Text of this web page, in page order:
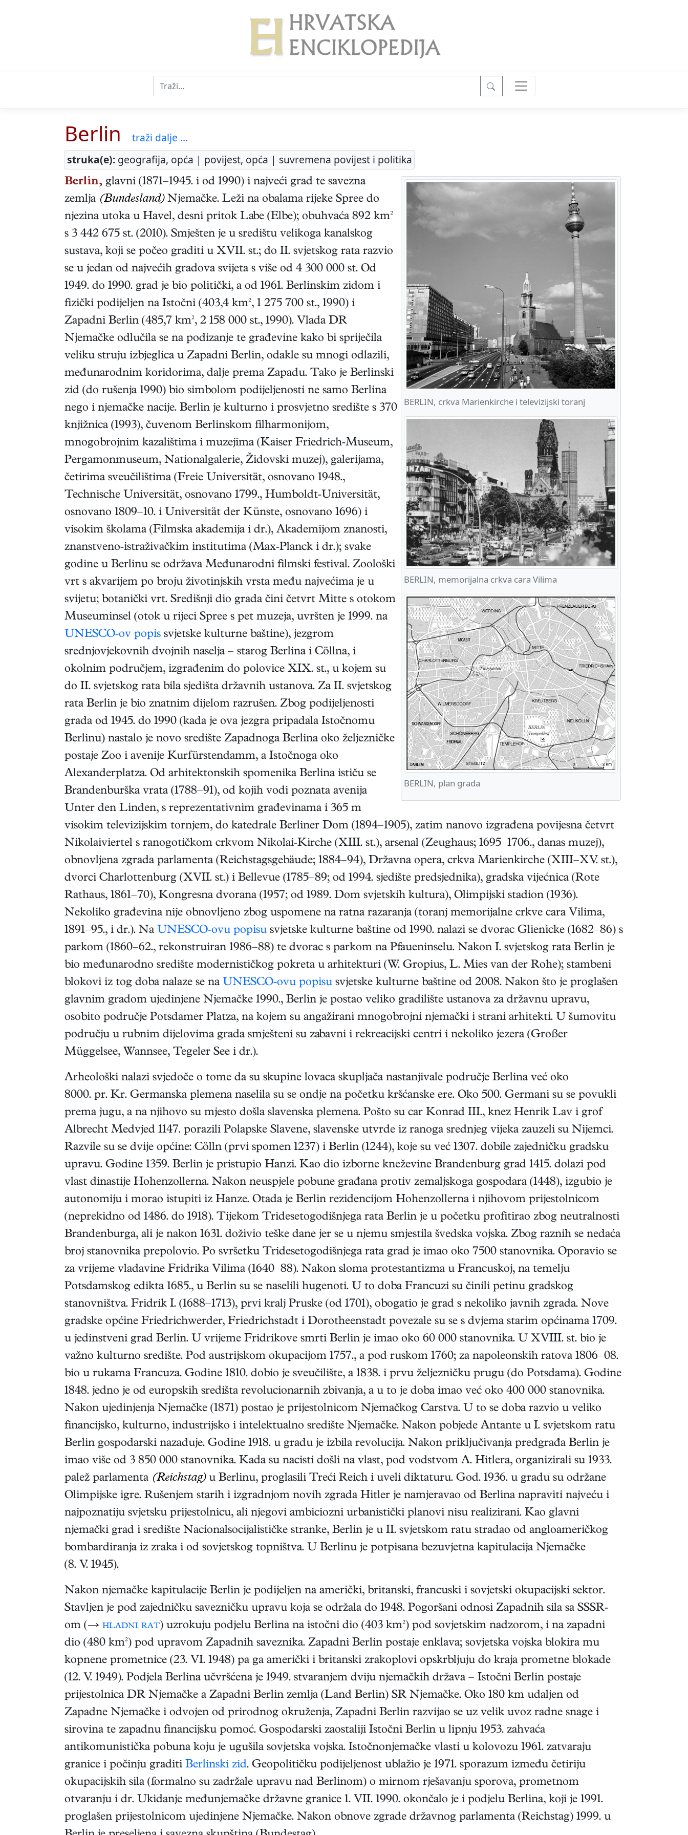
Berlin
traži dalje ...
struka(e): geografija, opća | povijest, opća | suvremena povijest i politika
BERLIN, crkva Marienkirche i televizijski toranj
BERLIN, memorijalna crkva cara Vilima
BERLIN, plan grada
Berlin, glavni (1871–1945. i od 1990) i najveći grad te savezna
zemlja (Bundesland)Njemačke. Leži na obalama rijeke Spree do
njezina utoka u Havel, desni pritok Labe (Elbe); obuhvaća 892 km²
s 3 442 675 st. (2010). Smješten je u središtu velikoga kanalskog
sustava, koji se počeo graditi u XVII. st.; do II. svjetskog rata razvio
se u jedan od najvećih gradova svijeta s više od 4 300 000 st. Od
1949. do 1990. grad je bio politički, a od 1961. Berlinskim zidom i
fizički podijeljen na Istočni (403,4 km², 1 275 700 st., 1990) i
Zapadni Berlin (485,7 km², 2 158 000 st., 1990). Vlada DR
Njemačke odlučila se na podizanje te građevine kako bi spriječila
veliku struju izbjeglica u Zapadni Berlin, odakle su mnogi odlazili,
međunarodnim koridorima, dalje prema Zapadu. Tako je Berlinski
zid (do rušenja 1990) bio simbolom podijeljenosti ne samo Berlina
nego i njemačke nacije. Berlin je kulturno i prosvjetno središte s 370
knjižnica (1993), čuvenom Berlinskom filharmonijom,
mnogobrojnim kazalištima i muzejima (Kaiser Friedrich‑Museum,
Pergamonmuseum, Nationalgalerie, Židovski muzej), galerijama,
četirima sveučilištima (Freie Universität, osnovano 1948.,
Technische Universität, osnovano 1799., Humboldt‑Universität,
osnovano 1809–10. i Universität der Künste, osnovano 1696) i
visokim školama (Filmska akademija i dr.), Akademijom znanosti,
znanstveno‑istraživačkim institutima (Max‑Planck i dr.); svake
godine u Berlinu se održava Međunarodni filmski festival. Zoološki
vrt s akvarijem po broju životinjskih vrsta među najvećima je u
svijetu; botanički vrt. Središnji dio grada čini četvrt Mitte s otokom
Museuminsel (otok u rijeci Spree s pet muzeja, uvršten je 1999. na
UNESCO-ov popis svjetske kulturne baštine), jezgrom
srednjovjekovnih dvojnih naselja – starog Berlina i Cöllna, i
okolnim područjem, izgrađenim do polovice XIX. st., u kojem su
do II. svjetskog rata bila sjedišta državnih ustanova. Za II. svjetskog
rata Berlin je bio znatnim dijelom razrušen. Zbog podijeljenosti
grada od 1945. do 1990 (kada je ova jezgra pripadala Istočnomu
Berlinu) nastalo je novo središte Zapadnoga Berlina oko željezničke
postaje Zoo i avenije Kurfürstendamm, a Istočnoga oko
Alexanderplatza. Od arhitektonskih spomenika Berlina ističu se
Brandenburška vrata (1788–91), od kojih vodi poznata avenija
Unter den Linden, s reprezentativnim građevinama i 365 m
visokim televizijskim tornjem, do katedrale Berliner Dom (1894–1905), zatim nanovo izgrađena povijesna četvrt
Nikolaiviertel s ranogotičkom crkvom Nikolai‑Kirche (XIII. st.), arsenal (Zeughaus; 1695–1706., danas muzej),
obnovljena zgrada parlamenta (Reichstagsgebäude; 1884–94), Državna opera, crkva Marienkirche (XIII–XV. st.),
dvorci Charlottenburg (XVII. st.) i Bellevue (1785–89; od 1994. sjedište predsjednika), gradska vijećnica (Rote
Rathaus, 1861–70), Kongresna dvorana (1957; od 1989. Dom svjetskih kultura), Olimpijski stadion (1936).
Nekoliko građevina nije obnovljeno zbog uspomene na ratna razaranja (toranj memorijalne crkve cara Vilima,
1891–95., i dr.). Na UNESCO‑ovu popisu svjetske kulturne baštine od 1990. nalazi se dvorac Glienicke (1682–86) s
parkom (1860–62., rekonstruiran 1986–88) te dvorac s parkom na Pfaueninselu. Nakon I. svjetskog rata Berlin je
bio međunarodno središte modernističkog pokreta u arhitekturi (W. Gropius, L. Mies van der Rohe); stambeni
blokovi iz tog doba nalaze se na UNESCO-ovu popisu svjetske kulturne baštine od 2008. Nakon što je proglašen
glavnim gradom ujedinjene Njemačke 1990., Berlin je postao veliko gradilište ustanova za državnu upravu,
osobito područje Potsdamer Platza, na kojem su angažirani mnogobrojni njemački i strani arhitekti. U šumovitu
području u rubnim dijelovima grada smješteni su zabavni i rekreacijski centri i nekoliko jezera (Großer
Müggelsee, Wannsee, Tegeler See i dr.).
Arheološki nalazi svjedoče o tome da su skupine lovaca skupljača nastanjivale područje Berlina već oko
8000. pr. Kr. Germanska plemena naselila su se ondje na početku kršćanske ere. Oko 500. Germani su se povukli
prema jugu, a na njihovo su mjesto došla slavenska plemena. Pošto su car Konrad III., knez Henrik Lav i grof
Albrecht Medvjed 1147. porazili Polapske Slavene, slavenske utvrde iz ranoga srednjeg vijeka zauzeli su Nijemci.
Razvile su se dvije općine: Cölln (prvi spomen 1237) i Berlin (1244), koje su već 1307. dobile zajedničku gradsku
upravu. Godine 1359. Berlin je pristupio Hanzi. Kao dio izborne kneževine Brandenburg grad 1415. dolazi pod
vlast dinastije Hohenzollerna. Nakon neuspjele pobune građana protiv zemaljskoga gospodara (1448), izgubio je
autonomiju i morao istupiti iz Hanze. Otada je Berlin rezidencijom Hohenzollerna i njihovom prijestolnicom
(neprekidno od 1486. do 1918). Tijekom Tridesetogodišnjega rata Berlin je u početku profitirao zbog neutralnosti
Brandenburga, ali je nakon 1631. doživio teške dane jer se u njemu smjestila švedska vojska. Zbog raznih se nedaća
broj stanovnika prepolovio. Po svršetku Tridesetogodišnjega rata grad je imao oko 7500 stanovnika. Oporavio se
za vrijeme vladavine Fridrika Vilima (1640–88). Nakon sloma protestantizma u Francuskoj, na temelju
Potsdamskog edikta 1685., u Berlin su se naselili hugenoti. U to doba Francuzi su činili petinu gradskog
stanovništva. Fridrik I. (1688–1713), prvi kralj Pruske (od 1701), obogatio je grad s nekoliko javnih zgrada. Nove
gradske općine Friedrichwerder, Friedrichstadt i Dorotheenstadt povezale su se s dvjema starim općinama 1709.
u jedinstveni grad Berlin. U vrijeme Fridrikove smrti Berlin je imao oko 60 000 stanovnika. U XVIII. st. bio je
važno kulturno središte. Pod austrijskom okupacijom 1757., a pod ruskom 1760; za napoleonskih ratova 1806–08.
bio u rukama Francuza. Godine 1810. dobio je sveučilište, a 1838. i prvu željezničku prugu (do Potsdama). Godine
1848. jedno je od europskih središta revolucionarnih zbivanja, a u to je doba imao već oko 400 000 stanovnika.
Nakon ujedinjenja Njemačke (1871) postao je prijestolnicom Njemačkog Carstva. U to se doba razvio u veliko
financijsko, kulturno, industrijsko i intelektualno središte Njemačke. Nakon pobjede Antante u I. svjetskom ratu
Berlin gospodarski nazaduje. Godine 1918. u gradu je izbila revolucija. Nakon priključivanja predgrađa Berlin je
imao više od 3 850 000 stanovnika. Kada su nacisti došli na vlast, pod vodstvom A. Hitlera, organizirali su 1933.
palež parlamenta (Reichstag)u Berlinu, proglasili Treći Reich i uveli diktaturu. God. 1936. u gradu su održane
Olimpijske igre. Rušenjem starih i izgradnjom novih zgrada Hitler je namjeravao od Berlina napraviti najveću i
najpoznatiju svjetsku prijestolnicu, ali njegovi ambiciozni urbanistički planovi nisu realizirani. Kao glavni
njemački grad i središte Nacionalsocijalističke stranke, Berlin je u II. svjetskom ratu stradao od angloameričkog
bombardiranja iz zraka i od sovjetskog topništva. U Berlinu je potpisana bezuvjetna kapitulacija Njemačke
(8. V. 1945).
Nakon njemačke kapitulacije Berlin je podijeljen na američki, britanski, francuski i sovjetski okupacijski sektor.
Stavljen je pod zajedničku savezničku upravu koja se održala do 1948. Pogoršani odnosi Zapadnih sila sa SSSR-
om (→ hladni rat) uzrokuju podjelu Berlina na istočni dio (403 km²) pod sovjetskim nadzorom, i na zapadni
dio (480 km²) pod upravom Zapadnih saveznika. Zapadni Berlin postaje enklava; sovjetska vojska blokira mu
kopnene prometnice (23. VI. 1948) pa ga američki i britanski zrakoplovi opskrbljuju do kraja prometne blokade
(12. V. 1949). Podjela Berlina učvršćena je 1949. stvaranjem dviju njemačkih država – Istočni Berlin postaje
prijestolnica DR Njemačke a Zapadni Berlin zemlja (Land Berlin) SR Njemačke. Oko 180 km udaljen od
Zapadne Njemačke i odvojen od prirodnog okruženja, Zapadni Berlin razvijao se uz velik uvoz radne snage i
sirovina te zapadnu financijsku pomoć. Gospodarski zaostaliji Istočni Berlin u lipnju 1953. zahvaća
antikomunistička pobuna koju je ugušila sovjetska vojska. Istočnonjemačke vlasti u kolovozu 1961. zatvaraju
granice i počinju graditi Berlinski zid. Geopolitičku podijeljenost ublažio je 1971. sporazum između četiriju
okupacijskih sila (formalno su zadržale upravu nad Berlinom) o mirnom rješavanju sporova, prometnom
otvaranju i dr. Ukidanje međunjemačke državne granice 1. VII. 1990. okončalo je i podjelu Berlina, koji je 1991.
proglašen prijestolnicom ujedinjene Njemačke. Nakon obnove zgrade državnog parlamenta (Reichstag) 1999. u